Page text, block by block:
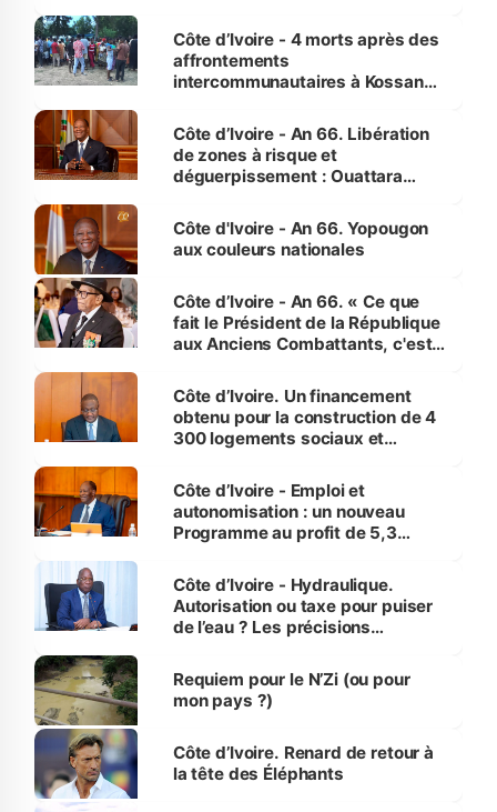
générations futures »
Côte d’Ivoire - 4 morts après des
affrontements
intercommunautaires à Kossandji
milieu des sinistrés
Côte d’Ivoire - An 66. Libération
de zones à risque et
déguerpissement : Ouattara
l'Etat de droit pour préserver les
vies humaines »
Côte d'Ivoire - An 66. Yopougon
aux couleurs nationales
Côte d’Ivoire - An 66. « Ce que
fait le Président de la République
aux Anciens Combattants, c'est
Côte d’Ivoire. Un financement
obtenu pour la construction de 4
300 logements sociaux et
et Yamoussoukro
Côte d’Ivoire - Emploi et
autonomisation : un nouveau
Programme au profit de 5,3
Côte d’Ivoire - Hydraulique.
Autorisation ou taxe pour puiser
de l’eau ? Les précisions
Requiem pour le N’Zi (ou pour
mon pays ?)
Côte d’Ivoire. Renard de retour à
la tête des Éléphants